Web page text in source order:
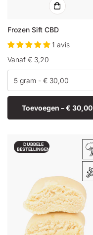
Frozen Sift CBD
1 avis
Normale
prijs
Vanaf € 3,20
Toevoegen –€ 30,00
DUBBELE
BESTELLINGEN